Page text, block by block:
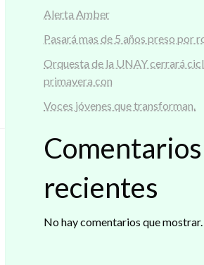
Alerta Amber
Pasará mas de 5 años preso por
Orquesta de la UNAY cerrará
primavera con
Voces jóvenes que transforman.
Comentarios
recientes
No hay comentarios que mostrar.